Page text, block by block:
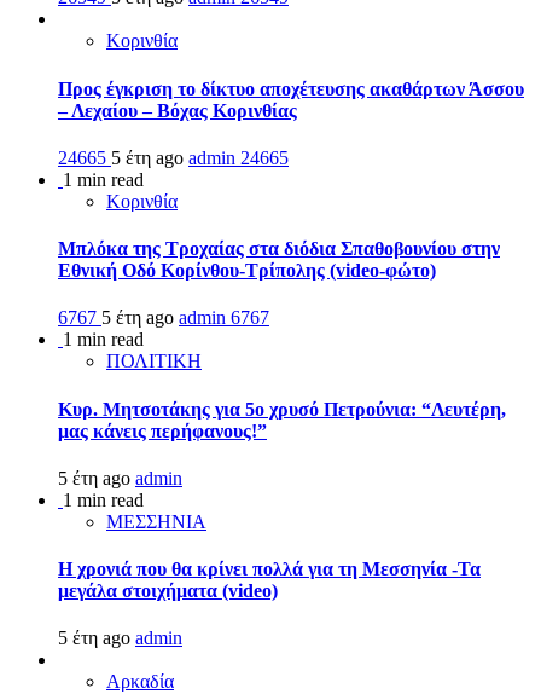
Κορινθία
Προς έγκριση το δίκτυο αποχέτευσης ακαθάρτων Άσσου
– Λεχαίου – Βόχας Κορινθίας
24665 5 έτη ago admin 24665
1 min read
Κορινθία
Μπλόκα της Τροχαίας στα διόδια Σπαθοβουνίου στην
Εθνική Οδό Κορίνθου-Τρίπολης (video-φώτο)
6767 5 έτη ago admin 6767
1 min read
ΠΟΛΙΤΙΚΗ
Κυρ. Μητσοτάκης για 5ο χρυσό Πετρούνια: “Λευτέρη,
μας κάνεις περήφανους!”
5 έτη ago admin
1 min read
ΜΕΣΣΗΝΙΑ
Η χρονιά που θα κρίνει πολλά για τη Μεσσηνία -Τα
μεγάλα στοιχήματα (video)
5 έτη ago admin
Αρκαδία